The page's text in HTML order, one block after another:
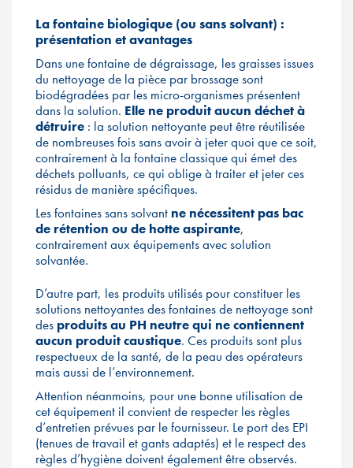
La fontaine biologique (ou sans solvant) :
présentation et avantages
Dans une fontaine de dégraissage, les graisses issues
du nettoyage de la pièce par brossage sont
biodégradées par les micro-organismes présentent
dans la solution. Elle ne produitaucun déchet à
détruire : la solution nettoyante peut être réutilisée
de nombreuses fois sans avoir à jeter quoi que ce soit,
contrairement à la fontaine classique qui émet des
déchets polluants, ce qui oblige à traiter et jeter ces
résidus de manière spécifiques.
Les fontaines sans solvant ne nécessitent pas bac
de rétention ou de hotte aspirante,
contrairement aux équipements avec solution
solvantée.
D’autre part, les produits utilisés pour constituer les
solutions nettoyantes des fontaines de nettoyage sont
des produits au PH neutre qui ne contiennent
aucun produit caustique. Ces produits sont plus
respectueux de la santé, de la peau des opérateurs
mais aussi de l’environnement.
Attention néanmoins, pour une bonne utilisation de
cet équipement il convient de respecter les règles
d’entretien prévues par le fournisseur. Le port des EPI
(tenues de travail et gants adaptés) et le respect des
règles d’hygiène doivent également être observés.